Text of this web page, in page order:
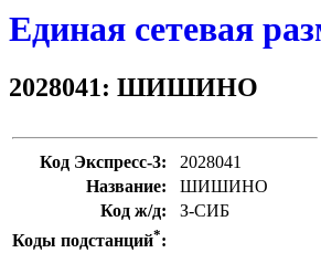
Единая сетевая
2028041: ШИШИНО
Код Экспресс-3:
2028041
Название:
ШИШИНО
Код ж/д:
З-СИБ
Коды подстанций*: